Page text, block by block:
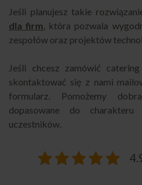
Jeśli planujesz takie
dla firm, która pozwala
zespołów oraz projektów
Jeśli chcesz zamówić
skontaktować się z nami
formularz. Pomożemy
dopasowane do
uczestników.